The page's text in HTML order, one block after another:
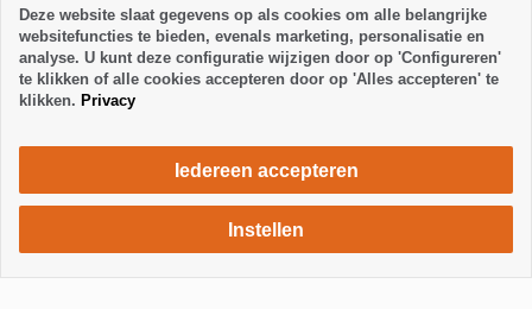
1400 €/ week
Deze website slaat gegevens op als cookies om alle belangrijke
websitefuncties te bieden, evenals marketing, personalisatie en
analyse. U kunt deze configuratie wijzigen door op 'Configureren'
te klikken of alle cookies accepteren door op 'Alles accepteren' te
klikken. Privacy
Iedereen accepteren
Instellen